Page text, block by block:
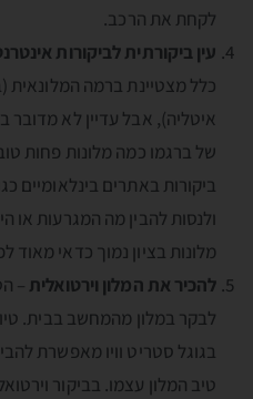
לקחת את הרכב.
עין ביקורתית לביקורות
כלל מצטיינת ברמה
איטליה), אבל עדיין לא מדובר
של ברגמו כמה מלונות פחות
ביקורות באתרים בינלאומיים
ולנסות להבין מה המגרעות או
מלונות בציון נמוך כדאי מאוד
להכיר את המלון וירטואלית –
לבקר במלון מהמחשב בבית.
בגוגל סטריט וויו מאפשרת
טיב המלון עצמו. בביקור